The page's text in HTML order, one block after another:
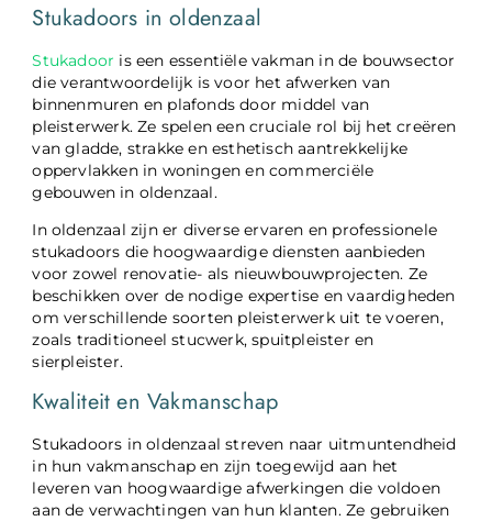
Stukadoors in oldenzaal
Stukadoor is een essentiële vakman in de bouwsector
die verantwoordelijk is voor het afwerken van
binnenmuren en plafonds door middel van
pleisterwerk. Ze spelen een cruciale rol bij het creëren
van gladde, strakke en esthetisch aantrekkelijke
oppervlakken in woningen en commerciële
gebouwen in oldenzaal.
In oldenzaal zijn er diverse ervaren en professionele
stukadoors die hoogwaardige diensten aanbieden
voor zowel renovatie- als nieuwbouwprojecten. Ze
beschikken over de nodige expertise en vaardigheden
om verschillende soorten pleisterwerk uit te voeren,
zoals traditioneel stucwerk, spuitpleister en
sierpleister.
Kwaliteit en Vakmanschap
Stukadoors in oldenzaal streven naar uitmuntendheid
in hun vakmanschap en zijn toegewijd aan het
leveren van hoogwaardige afwerkingen die voldoen
aan de verwachtingen van hun klanten. Ze gebruiken